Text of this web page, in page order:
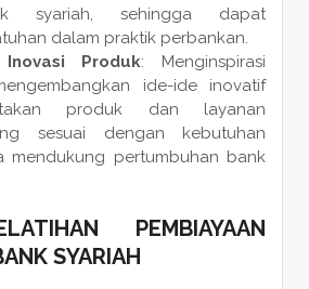
syariah, sehingga dapat
dalam praktik perbankan.
Inovasi Produk: Menginspirasi
ide-ide inovatif
produk dan layanan
sesuai dengan kebutuhan
mendukung pertumbuhan bank
PEMBIAYAAN
SYARIAH